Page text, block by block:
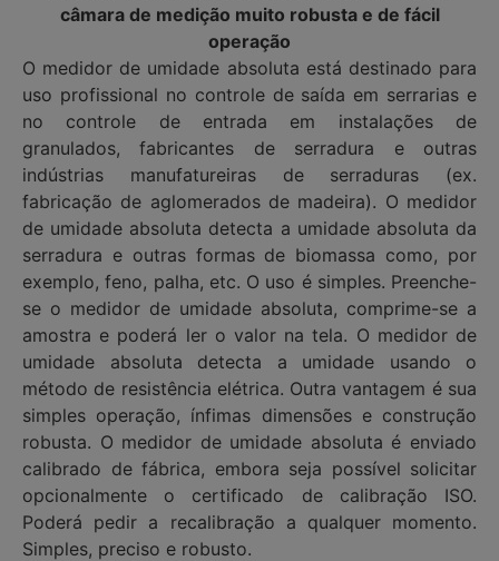
câmara de medição muito robusta e de fácil
operação
O medidor de umidade absoluta está destinado para
uso profissional no controle de saída em serrarias e
no controle de entrada em instalações de
granulados, fabricantes de serradura e outras
indústrias manufatureiras de serraduras (ex.
fabricação de aglomerados de madeira). O medidor
de umidade absoluta detecta a umidade absoluta da
serradura e outras formas de biomassa como, por
exemplo, feno, palha, etc. O uso é simples. Preenche-
se o medidor de umidade absoluta, comprime-se a
amostra e poderá ler o valor na tela. O medidor de
umidade absoluta detecta a umidade usando o
método de resistência elétrica. Outra vantagem é sua
simples operação, ínfimas dimensões e construção
robusta. O medidor de umidade absoluta é enviado
calibrado de fábrica, embora seja possível solicitar
opcionalmente o certificado de calibração ISO.
Poderá pedir a recalibração a qualquer momento.
Simples, preciso e robusto.